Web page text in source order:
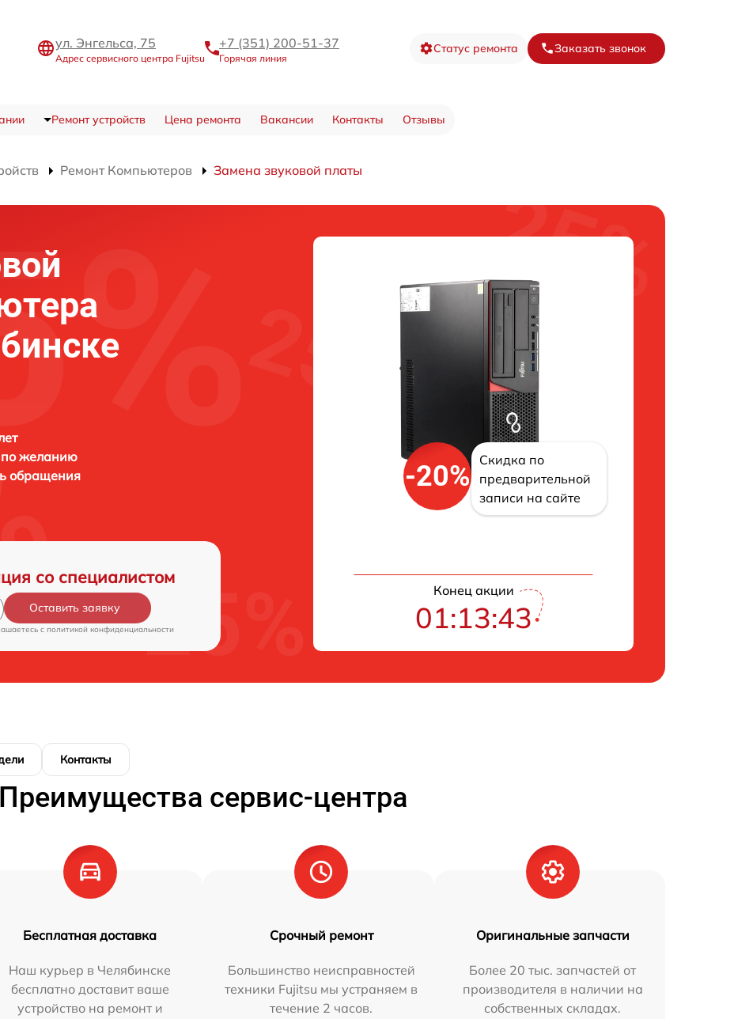
ул. Энгельса, 75
Адрес сервисного центра Fujitsu
+7 (351) 200-51-37
Горячая линия
Статус ремонта Заказать звонок
Ремонт устройств Цена ремонта Вакансии Контакты Отзывы
Ремонт Компьютеров Замена звуковой платы
по желанию
обращения
со специалистом
Оставить заявку
c политикой конфиденциальности
-20%
Скидка по
предварительной
записи на сайте
Конец акции
01:13:42
Контакты
Преимущества сервис-центра
Бесплатная доставка
Наш курьер в Челябинске
бесплатно доставит ваше
устройство на ремонт и
Срочный ремонт
Большинство неисправностей
техники Fujitsu мы устраняем в
течение 2 часов.
Оригинальные запчасти
Более 20 тыс. запчастей от
производителя в наличии на
собственных складах.